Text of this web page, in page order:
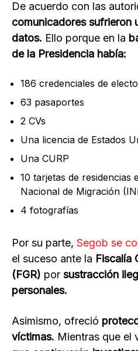
De acuerdo con las
comunicadores sufrieron
datos. Ello porque en la
de la Presidencia había:
186 credenciales de
63 pasaportes
2 CVs
Una licencia de Estados
Una CURP
10 tarjetas de residencias
Nacional de Migración
4 fotografías
Por su parte, Segob se
el suceso ante la Fiscalía
(FGR) por sustracción
personales.
Asimismo, ofreció
víctimas. Mientras que el